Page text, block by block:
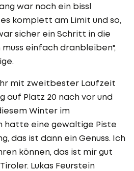
war noch ein bissl
komplett am Limit und so,
sicher ein Schritt in die
einfach dranbleiben",
mit zweitbester Laufzeit
auf Platz 20 nach vor und
Winter im
hatte eine gewaltige Piste
das ist dann ein Genuss. Ich
können, das ist mir gut
Lukas Feurstein